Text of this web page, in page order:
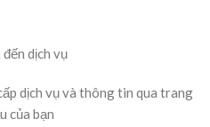
dịch vụ
dịch vụ và thông tin qua trang
của bạn